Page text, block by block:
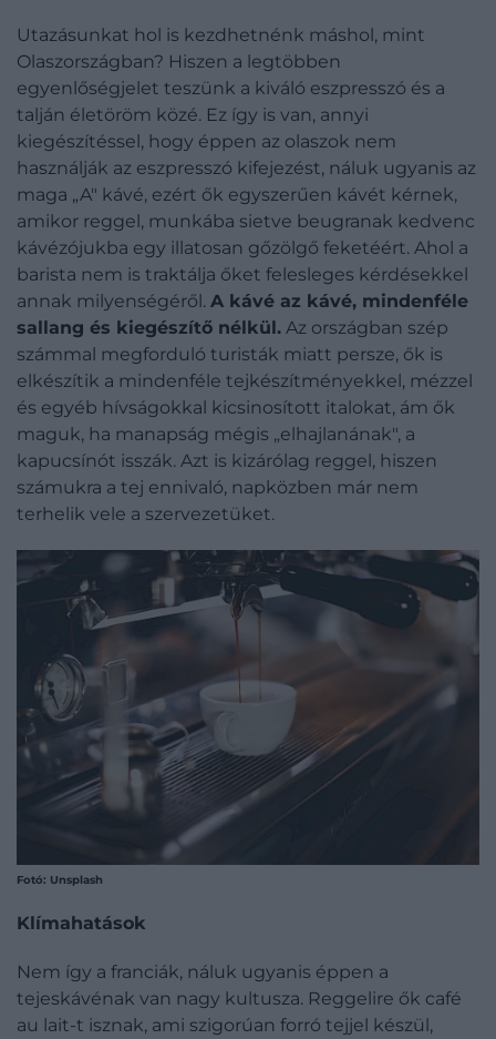
Utazásunkat hol is kezdhetnénk máshol, mint
Olaszországban? Hiszen a legtöbben
egyenlőségjelet teszünk a kiváló eszpresszó és a
talján életöröm közé. Ez így is van, annyi
kiegészítéssel, hogy éppen az olaszok nem
használják az eszpresszó kifejezést, náluk ugyanis az
maga „A" kávé, ezért ők egyszerűen kávét kérnek,
amikor reggel, munkába sietve beugranak kedvenc
kávézójukba egy illatosan gőzölgő feketéért. Ahol a
barista nem is traktálja őket felesleges kérdésekkel
annak milyenségéről. A kávé az kávé, mindenféle
sallang és kiegészítő nélkül. Az országban szép
számmal megforduló turisták miatt persze, ők is
elkészítik a mindenféle tejkészítményekkel, mézzel
és egyéb hívságokkal kicsinosított italokat, ám ők
maguk, ha manapság mégis „elhajlanának", a
kapucsínót isszák. Azt is kizárólag reggel, hiszen
számukra a tej ennivaló, napközben már nem
terhelik vele a szervezetüket.
Fotó: Unsplash
Klímahatások
Nem így a franciák, náluk ugyanis éppen a
tejeskávénak van nagy kultusza. Reggelire ők café
au lait-t isznak, ami szigorúan forró tejjel készül,